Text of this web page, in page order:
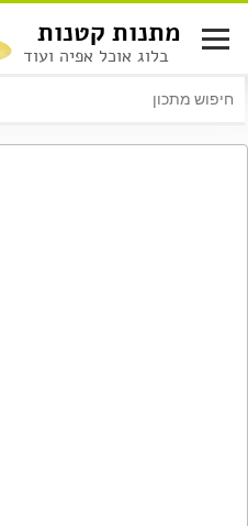
לתוכן
מתנות קטנות
בלוג אוכל אפיה ועוד